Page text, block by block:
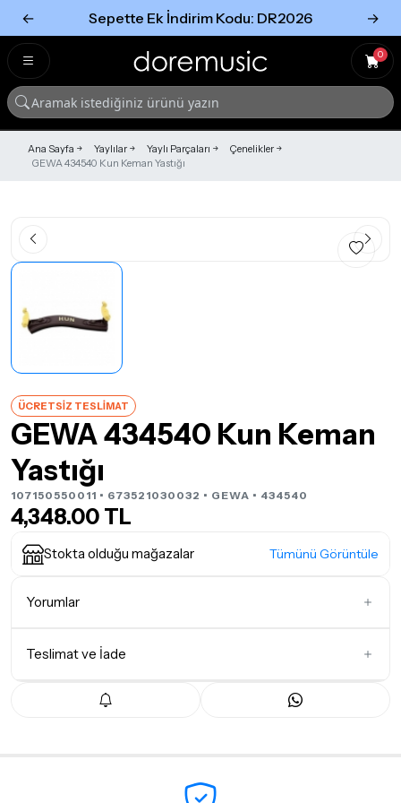
← Sepette Ek İndirim Kodu: DR2026 →
0
Ana Sayfa Yaylılar Yaylı Parçaları
Çenelikler
GEWA 434540 Kun Keman Yastığı
ÜCRETSİZ TESLİMAT
GEWA 434540 Kun Keman
Yastığı
107150550011 • 673521030032 • GEWA • 434540
4,348.00 TL
Stokta olduğu mağazalar Tümünü Görüntüle
Yorumlar
Teslimat ve İade
Teslimat Koşulları
tatil günlerinde teslimat yapılamamaktadır.
Tümünü Gör
Tümünü gör